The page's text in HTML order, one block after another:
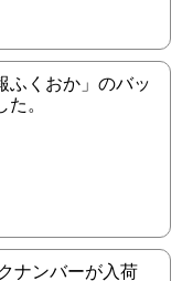
ふくおか」のバッ
。
ナンバーが入荷